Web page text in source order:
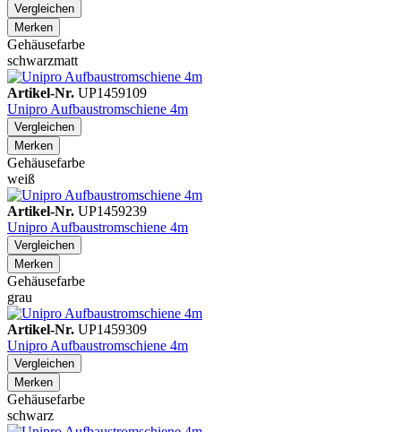
Vergleichen
Merken
Gehäusefarbe
schwarzmatt
Artikel-Nr. UP1459109
Unipro Aufbaustromschiene 4m
Vergleichen
Merken
Gehäusefarbe
weiß
Artikel-Nr. UP1459239
Unipro Aufbaustromschiene 4m
Vergleichen
Merken
Gehäusefarbe
grau
Artikel-Nr. UP1459309
Unipro Aufbaustromschiene 4m
Vergleichen
Merken
Gehäusefarbe
schwarz